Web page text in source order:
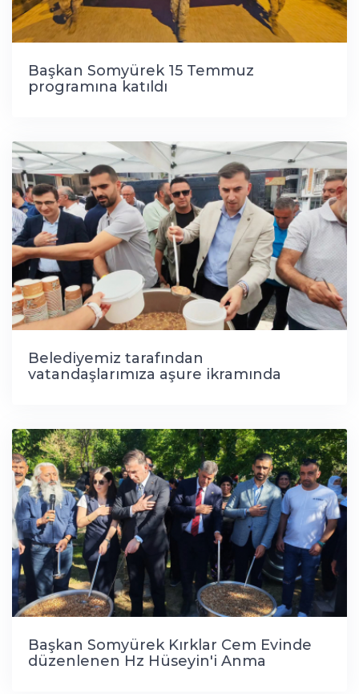
Başkan Somyürek 15 Temmuz
programına katıldı
Belediyemiz tarafından
vatandaşlarımıza aşure ikramında
Başkan Somyürek Kırklar Cem Evinde
düzenlenen Hz Hüseyin'i Anma